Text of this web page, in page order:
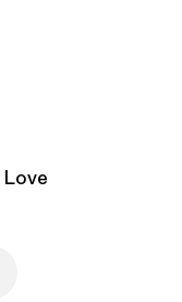
award
World-Fusion-